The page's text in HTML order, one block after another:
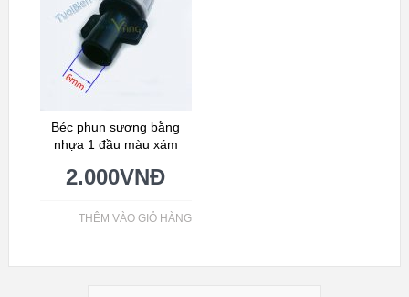
Béc phun sương bằng
nhựa 1 đầu màu xám
2.000VNĐ
THÊM VÀO GIỎ HÀNG